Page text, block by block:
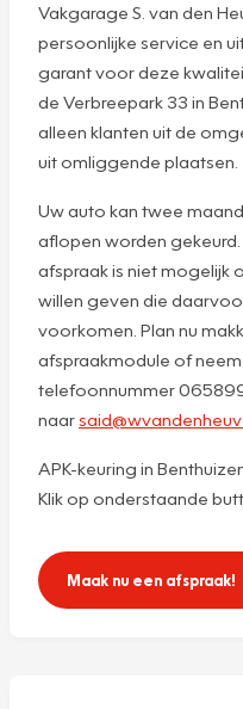
Vakgarage S. van den
persoonlijke service en
garant voor deze
de Verbreepark 33 in
alleen klanten uit de
uit omliggende plaatsen.
Uw auto kan twee
aflopen worden
afspraak is niet mogelijk
willen geven die
voorkomen. Plan nu
afspraakmodule of
telefoonnummer
naar
APK-keuring in
Klik op onderstaande
Maak nu een afspraak!